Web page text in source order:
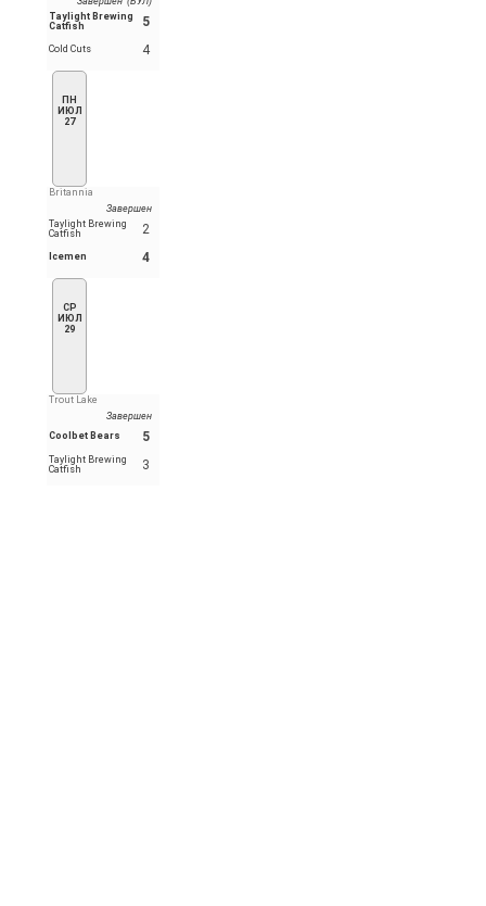
Taylight Brewing
Catfish
5
Cold Cuts 4
ПН
ИЮЛ
27
Britannia
Завершен
Taylight Brewing
Catfish
2
Icemen 4
СР
ИЮЛ
29
Trout Lake
Завершен
Coolbet Bears
5
Taylight Brewing
Catfish
3